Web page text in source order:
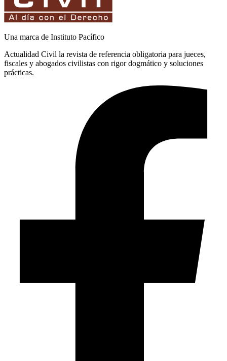
Una marca de Instituto Pacífico
Actualidad Civil la revista de referencia obligatoria para jueces,
fiscales y abogados civilistas con rigor dogmático y soluciones
prácticas.